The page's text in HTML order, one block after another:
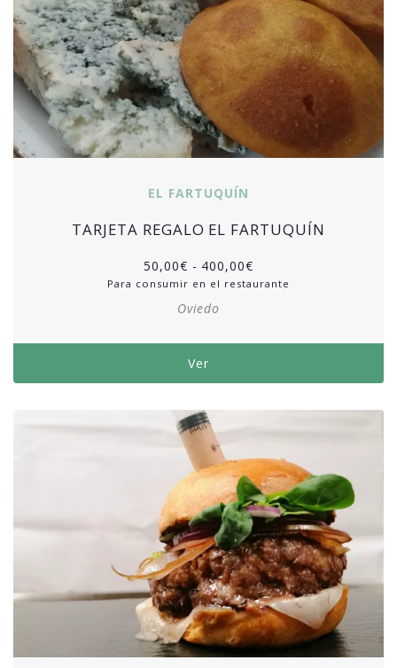
EL FARTUQUÍN
TARJETA REGALO EL FARTUQUÍN
50,00€ - 400,00€
Para consumir en el restaurante
Oviedo
Ver